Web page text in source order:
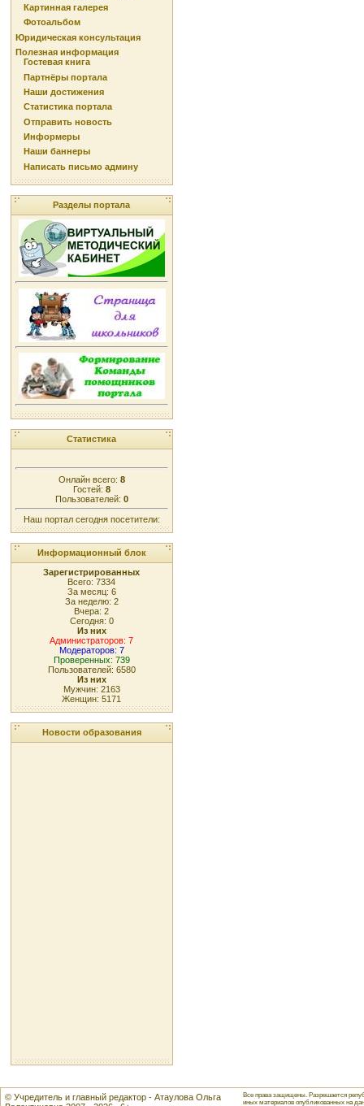
Картинная галерея
Фотоальбом
Юридическая консультация
Полезная информация
Гостевая книга
Партнёры портала
Наши достижения
Статистика портала
Отправить новость
Информеры
Наши баннеры
Написать письмо админу
Разделы портала
Статистика
Онлайн всего: 8
Гостей: 8
Пользователей: 0
Наш портал сегодня посетители:
Информационный блок
Зарегистрированных
Всего: 7334
За месяц: 6
За неделю: 2
Вчера: 2
Сегодня: 0
Из них
Администраторов: 7
Модераторов: 7
Проверенных: 739
Пользователей: 6580
Из них
Мужчин: 2163
Женщин: 5171
Новости образования
© Учредитель и главный редактор - Атаулова Ольга
Все права защищены. Разрешается
иных материалов опубликованных на